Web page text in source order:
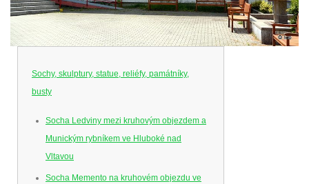
Sochy, skulptury, statue, reliéfy, památníky,
busty
Socha Ledviny mezi kruhovým objezdem a
Munickým rybníkem ve Hluboké nad
Vltavou
Socha Memento na kruhovém objezdu ve